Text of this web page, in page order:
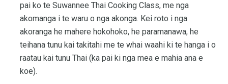
pai ko te Suwannee Thai Cooking Class, me nga
akomanga i te waru o nga akonga. Kei roto i nga
akoranga he mahere hokohoko, he paramanawa, he
teihana tunu kai takitahi me te whai waahi ki te hanga i o
raatau kai tunu Thai (ka pai ki nga mea e mahia ana e
koe).